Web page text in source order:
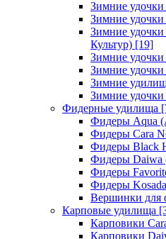
Зимние
Зимние
Зимние
Культур) [19]
Зимние
Зимние удочки
Зимние
Зимние
Фидерные удилища
Фидеры Aqua
Фидеры Cara
Фидеры Black
Фидеры Daiwa
Фидеры
Фидеры
Вершинки для
Карповые удилища
Карповики
Карповики